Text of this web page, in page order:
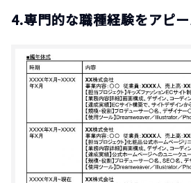
4.専門的な職種経験をアピ